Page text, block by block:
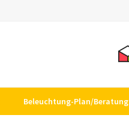
Beleuchtung-Plan/Beratung